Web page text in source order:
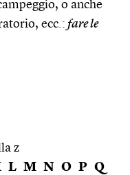
o anche
ecc.: fare le
z
L M N O P Q